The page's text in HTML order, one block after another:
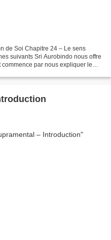
de Soi Chapitre 24 – Le sens
suivants Sri Aurobindo nous offre
par nous expliquer le